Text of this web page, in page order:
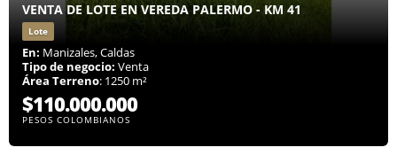
VENTA DE LOTE EN VEREDA PALERMO - KM 41
Lote
En: Manizales, Caldas
Tipo de negocio: Venta
Área Terreno: 1250 m²
$110.000.000
PESOS COLOMBIANOS